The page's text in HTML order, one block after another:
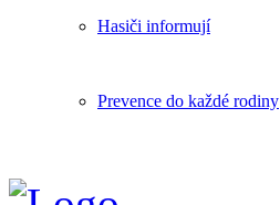
Hasiči informují
Prevence do každé rodiny